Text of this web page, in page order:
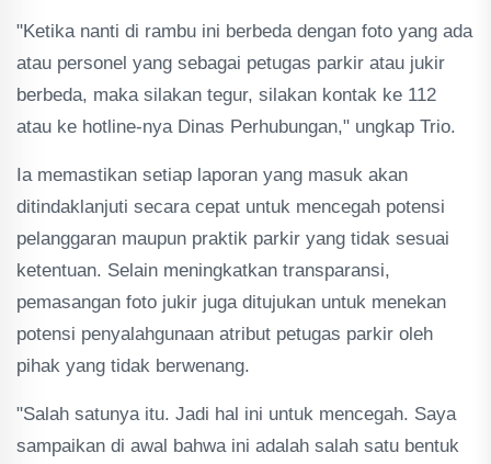
"Ketika nanti di rambu ini berbeda dengan foto yang ada
atau personel yang sebagai petugas parkir atau jukir
berbeda, maka silakan tegur, silakan kontak ke 112
atau ke hotline-nya Dinas Perhubungan," ungkap Trio.
Ia memastikan setiap laporan yang masuk akan
ditindaklanjuti secara cepat untuk mencegah potensi
pelanggaran maupun praktik parkir yang tidak sesuai
ketentuan. Selain meningkatkan transparansi,
pemasangan foto jukir juga ditujukan untuk menekan
potensi penyalahgunaan atribut petugas parkir oleh
pihak yang tidak berwenang.
"Salah satunya itu. Jadi hal ini untuk mencegah. Saya
sampaikan di awal bahwa ini adalah salah satu bentuk